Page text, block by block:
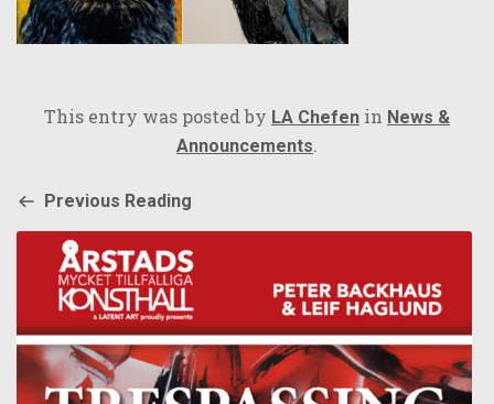
This entry was posted by LA Chefen in News &
Announcements.
Previous Reading